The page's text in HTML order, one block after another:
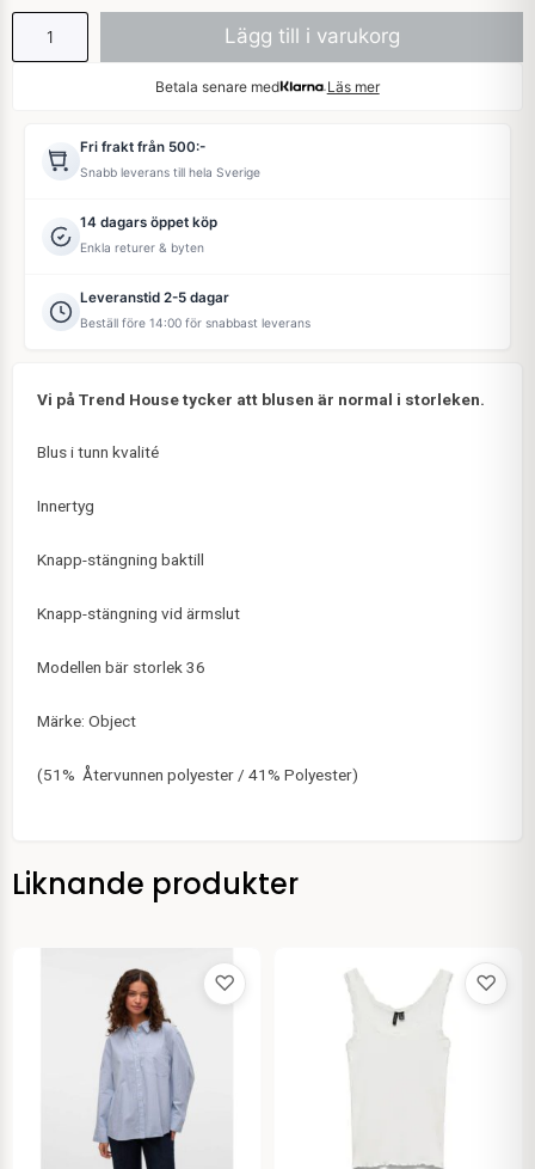
Lägg till i varukorg
Betala senare med Läs mer
Fri frakt från 500:-
Snabb leverans till hela Sverige
14 dagars öppet köp
Enkla returer & byten
Leveranstid 2-5 dagar
Beställ före 14:00 för snabbast leverans
Vi på Trend House tycker att blusen är normal i storleken.
Blus i tunn kvalité
Innertyg
Knapp-stängning baktill
Knapp-stängning vid ärmslut
Modellen bär storlek 36
Märke: Object
(51% Återvunnen polyester / 41% Polyester)
Liknande produkter
♡ ♡